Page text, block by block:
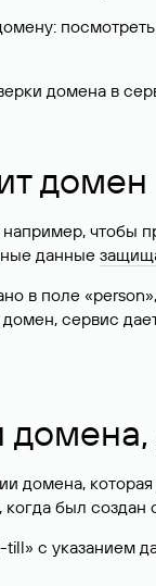
домена в
домен
например,
данные
в поле
сервис
домена,
был создан
с указанием